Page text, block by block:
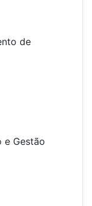
de
e Gestão